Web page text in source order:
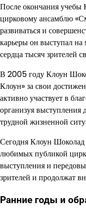
После окончания
цирковому ансамблю
развиваться и
карьеры он выступал
сердца тысяч зрителей
В 2005 году Клоун
Клоун» за свои
активно участвует в
организуя выступления
трудной жизненной
Сегодня Клоун Шоколад
любимых публикой
выступления и
зрителей и продолжат
Ранние годы и